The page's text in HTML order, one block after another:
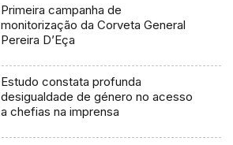
Primeira campanha de
monitorização da Corveta General
Pereira D’Eça
Estudo constata profunda
desigualdade de género no acesso
a chefias na imprensa